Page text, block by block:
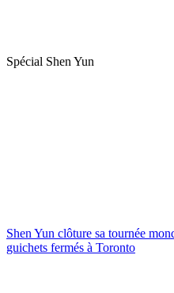
Spécial Shen Yun
Shen Yun clôture sa tournée
guichets fermés à Toronto